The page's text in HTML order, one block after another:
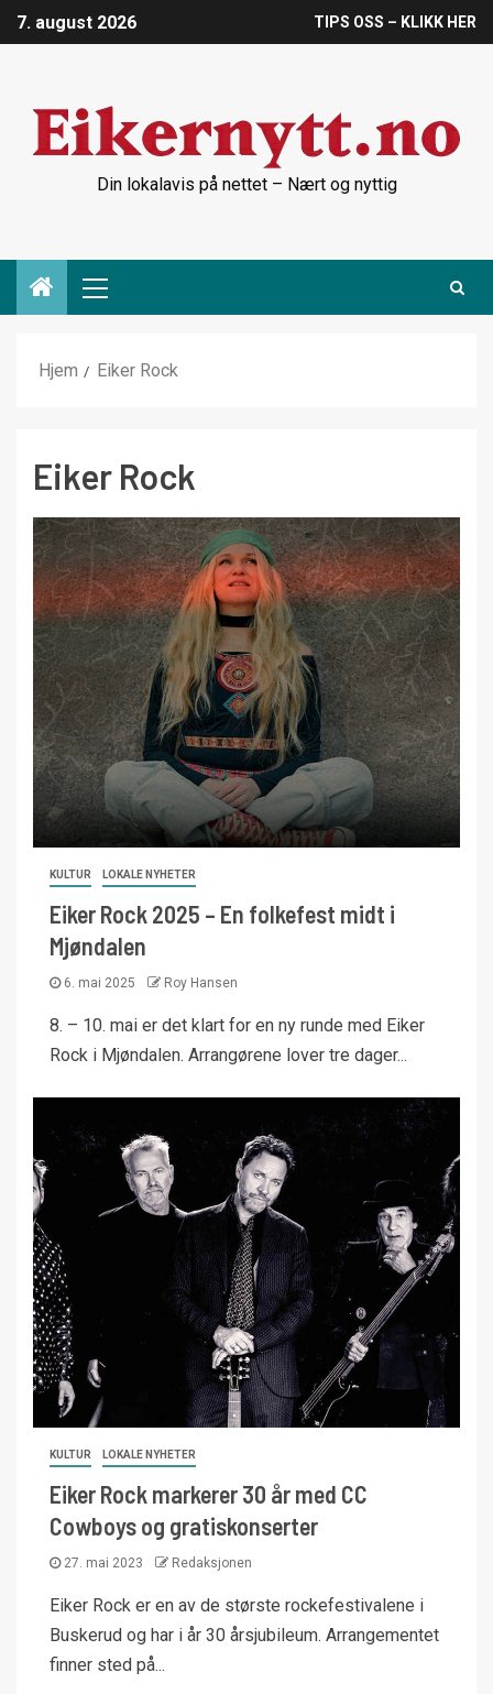
7. august 2026 TIPS OSS – KLIKK HER
Din lokalavis på nettet – Nært og nyttig
Hjem Eiker Rock
Eiker Rock
KULTUR LOKALE NYHETER
Eiker Rock 2025 – En folkefest midt i
Mjøndalen
6. mai 2025 Roy Hansen
8. – 10. mai er det klart for en ny runde med Eiker
Rock i Mjøndalen. Arrangørene lover tre dager...
KULTUR LOKALE NYHETER
Eiker Rock markerer 30 år med CC
Cowboys og gratiskonserter
27. mai 2023 Redaksjonen
Eiker Rock er en av de største rockefestivalene i
Buskerud og har i år 30 årsjubileum. Arrangementet
finner sted på...